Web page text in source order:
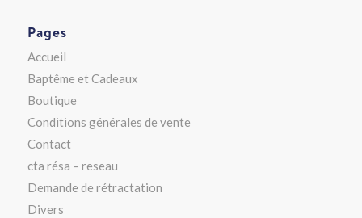
Pages
Accueil
Baptême et Cadeaux
Boutique
Conditions générales de vente
Contact
cta résa – reseau
Demande de rétractation
Divers